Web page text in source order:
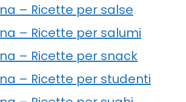
– Ricette per salse
– Ricette per salumi
– Ricette per snack
– Ricette per studenti